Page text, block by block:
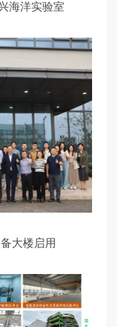
海洋实验室
大楼启用